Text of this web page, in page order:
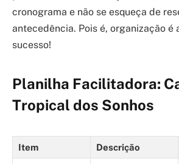
cronograma e não se esqueça de
antecedência. Pois é, organização é
sucesso!
Planilha Facilitadora:
Tropical dos Sonhos
Item Descrição